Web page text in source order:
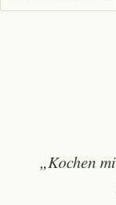
„Kochen